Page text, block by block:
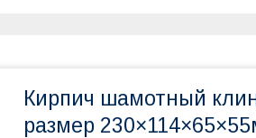
Кирпич шамотный
размер